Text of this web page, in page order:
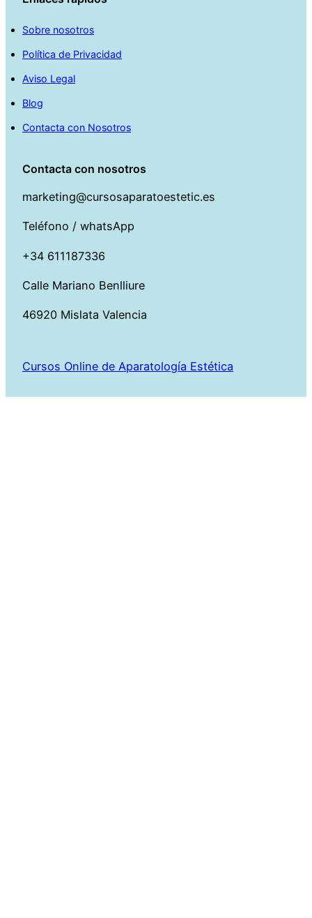
Sobre nosotros
Política de Privacidad
Aviso Legal
Blog
Contacta con Nosotros
Contacta con nosotros
marketing@cursosaparatoestetic.es
Teléfono / whatsApp
+34 611187336
Calle Mariano Benlliure
46920 Mislata Valencia
Cursos Online de Aparatología Estética